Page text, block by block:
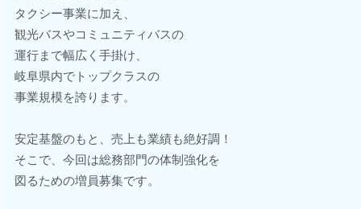
タクシー事業に加え、
観光バスやコミュニティバスの
運行まで幅広く手掛け、
岐阜県内でトップクラスの
事業規模を誇ります。
安定基盤のもと、売上も業績も絶好調！
そこで、今回は総務部門の体制強化を
図るための増員募集です。